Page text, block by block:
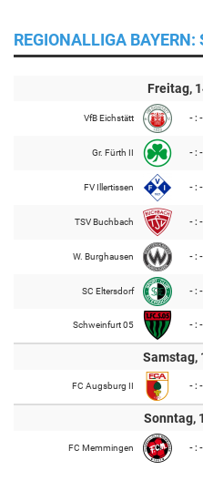
REGIONALLIGA BAYERN:
Freitag,
VfB Eichstätt - : -
Gr. Fürth II - : -
FV Illertissen - : -
TSV Buchbach - : -
W. Burghausen - : -
SC Eltersdorf - : -
Schweinfurt 05 - : -
Samstag,
FC Augsburg II - : -
Sonntag,
FC Memmingen - : -